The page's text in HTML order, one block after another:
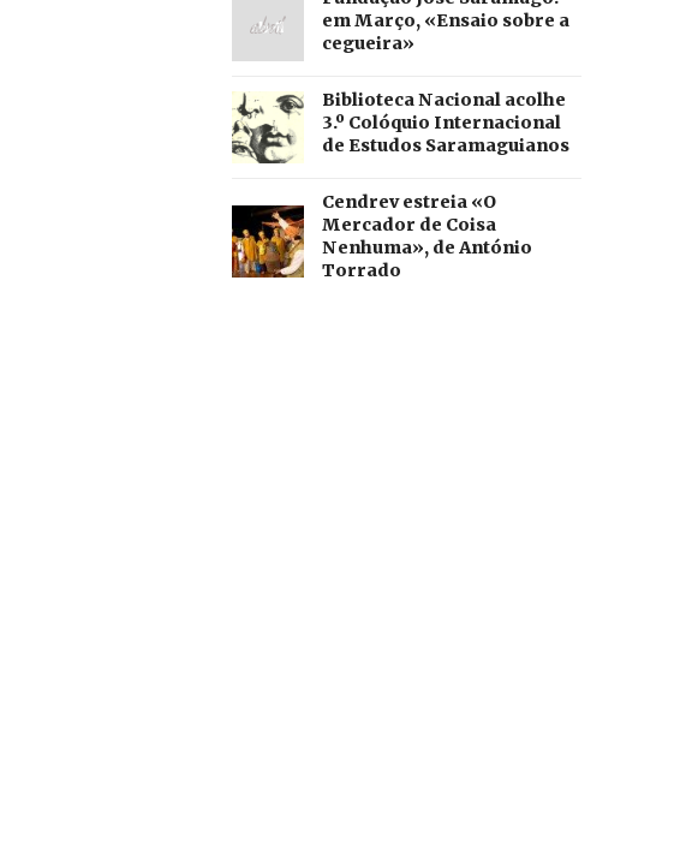
em Março, «Ensaio sobre a
cegueira»
Biblioteca Nacional acolhe
3.º Colóquio Internacional
de Estudos Saramaguianos
Cendrev estreia «O
Mercador de Coisa
Nenhuma», de António
Torrado